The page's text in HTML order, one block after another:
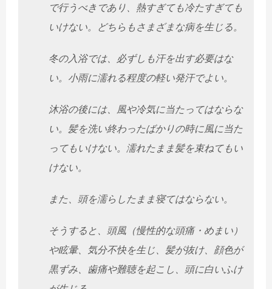
で行うべきであり、 熱すぎても冷たすぎても
いけない。
どちらもさまざまな病を生じる。
冬の入浴では、必ずしも汗を出す必要はな
い。 小雨に濡れる程度の軽い発汗でよい。
沐浴の後には、風や冷気に当たってはならな
い。 髪を洗い終わったばかりの時に風に当た
ってもいけない。 濡れたまま髪を束ねてもい
けない。
また、頭を濡らしたまま寝てはならない。
そうすると、頭風（慢性的な頭痛・めまい）
や眩暈、 気分不快を生じ、髪が抜け、顔色が
黒ずみ、歯痛や難聴を起こし、 頭に白いふけ